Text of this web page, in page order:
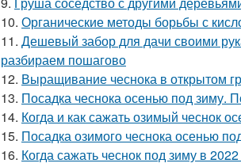
10. Органические методы борьбы с
11. Дешевый забор для дачи своими
разбираем пошагово
12. Выращивание чеснока в открытом
13. Посадка чеснока осенью под зиму.
14. Когда и как сажать озимый чеснок
15. Посадка озимого чеснока осенью
16. Когда сажать чеснок под зиму в